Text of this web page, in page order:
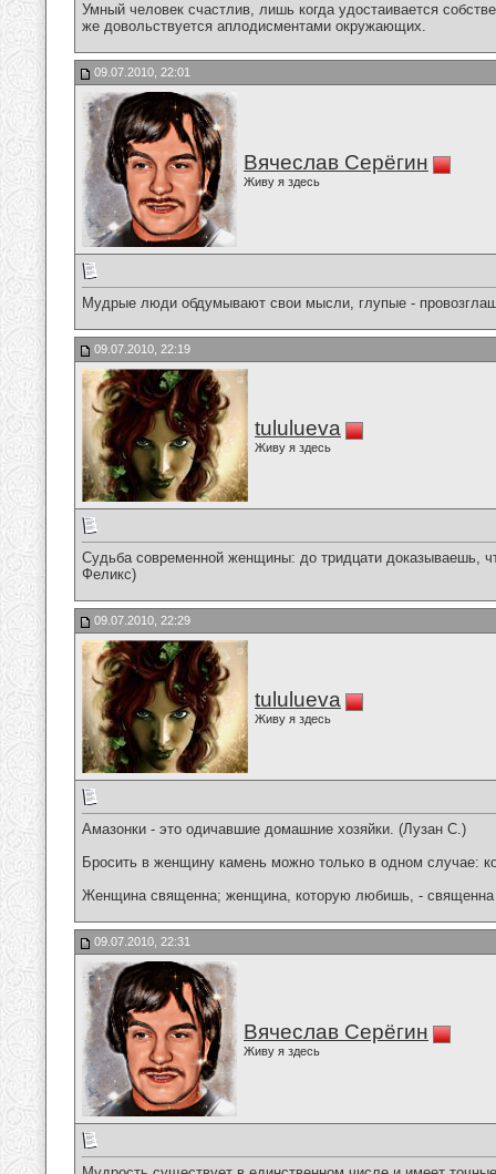
Умный человек счастлив, лишь когда удостаивается
же довольствуется аплодисментами окружающих.
09.07.2010, 22:01
Вячеслав Серёгин
Живу я здесь
Мудрые люди обдумывают свои мысли, глупые -
09.07.2010, 22:19
tululueva
Живу я здесь
Cудьба современной женщины: до тридцати доказываешь,
Феликс)
09.07.2010, 22:29
tululueva
Живу я здесь
Амазонки - это одичавшие домашние хозяйки. (Лузан С.)
Бросить в женщину камень можно только в одном случае:
Женщина священна; женщина, которую любишь, -
09.07.2010, 22:31
Вячеслав Серёгин
Живу я здесь